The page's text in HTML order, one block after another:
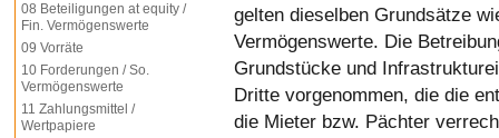
gelten dieselben Grundsätze
Vermögenswerte. Die
Grundstücke und
Dritte vorgenommen, die die
die Mieter bzw. Pächter
08 Beteiligungen at equity /
Fin. Vermögenswerte
09 Vorräte
10 Forderungen / So.
Vermögenswerte
11 Zahlungsmittel /
Wertpapiere